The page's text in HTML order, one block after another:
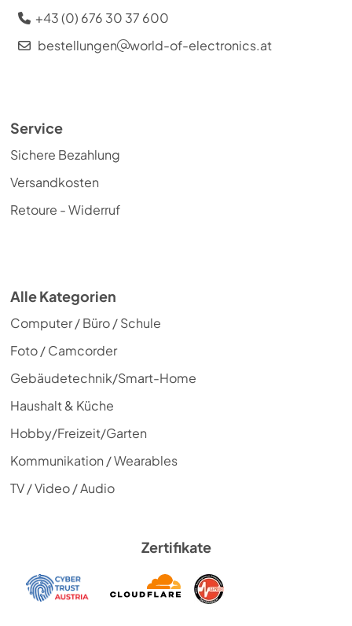
+43 (0) 676 30 37 600
bestellungen
world-of-electronics.at
Service
Sichere Bezahlung
Versandkosten
Retoure - Widerruf
Alle Kategorien
Computer / Büro / Schule
Foto / Camcorder
Gebäudetechnik/Smart-Home
Haushalt & Küche
Hobby/Freizeit/Garten
Kommunikation / Wearables
TV / Video / Audio
Zertifikate